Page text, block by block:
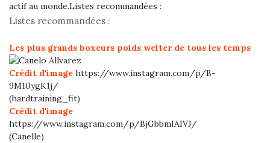
actif au monde.Listes recommandées :
Listes recommandées :
Les plus grands boxeurs poids welter de tous les temps
Crédit d'image https://www.instagram.com/p/B-
9M10ygK1j/
(hardtraining_fit)
Crédit d'image
https://www.instagram.com/p/BjGbbmIAIVJ/
(Canelle)